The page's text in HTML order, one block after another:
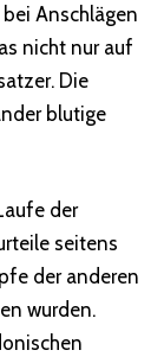
Anschlägen
nicht nur auf
Die
blutige
der
seitens
der anderen
wurden.